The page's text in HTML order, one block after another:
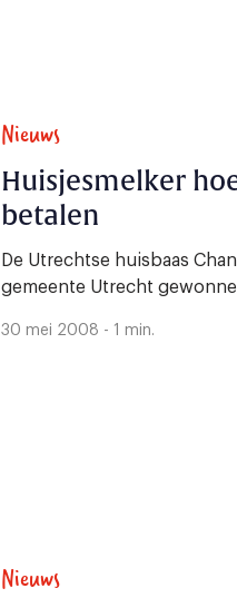
Nieuws
Huisjesmelker
betalen
De Utrechtse huisbaas
gemeente Utrecht
30 mei 2008 - 1 min.
Nieuws